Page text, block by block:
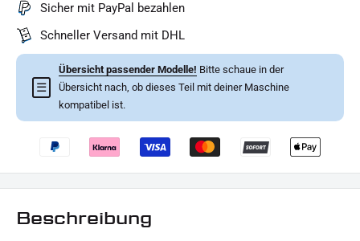
Sicher mit PayPal bezahlen
Schneller Versand mit DHL
☰
Übersicht passender Modelle! Bitte schaue in der
Übersicht nach, ob dieses Teil mit deiner Maschine
kompatibel ist.
Beschreibung